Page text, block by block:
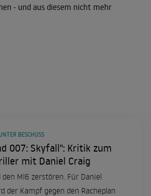
- und aus diesem nicht mehr
BESCHUSS
007: Skyfall": Kritik zum
mit Daniel Craig
den MI6 zerstören. Für Daniel
der Kampf gegen den Racheplan